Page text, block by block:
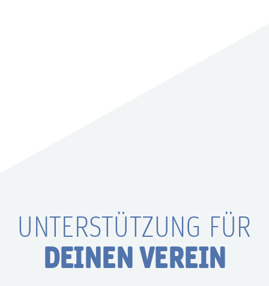
UNTERSTÜTZUNG FÜR
DEINEN VEREIN